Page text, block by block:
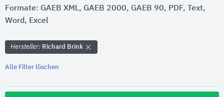
Formate: GAEB XML, GAEB 2000, GAEB 90, PDF, Text,
Word, Excel
Hersteller: Richard Brink
Alle Filter löschen